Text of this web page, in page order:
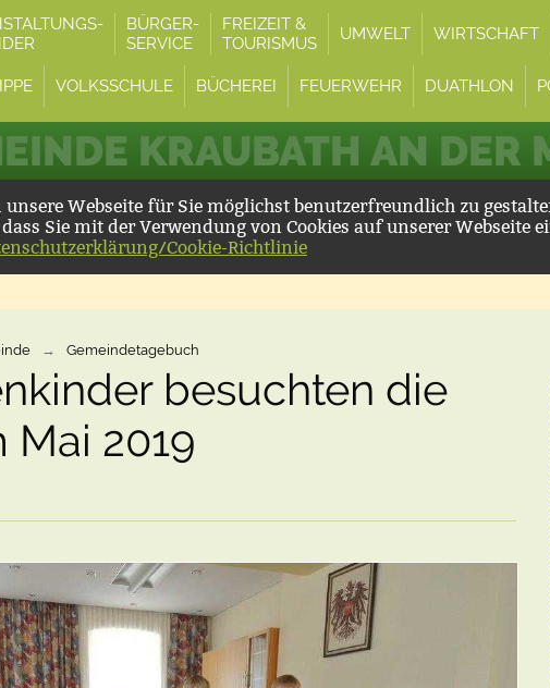
BÜRGER-
SERVICE
FREIZEIT &
TOURISMUS
UMWELT WIRTSCHAFT
VOLKSSCHULE BÜCHEREI FEUERWEHR DUATHLON
KRAUBATH AN DER
Webseite für Sie möglichst benutzerfreundlich zu
Sie mit der Verwendung von Cookies auf unserer Webseite
Cookie-Richtlinie
→ Gemeindetagebuch
besuchten die
Mai 2019